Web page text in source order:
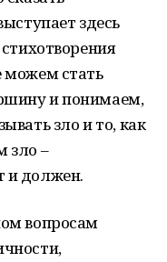
здесь
можем стать
и понимаем,
зло и то, как
зло –
и должен.
вопросам